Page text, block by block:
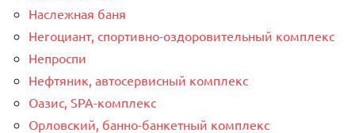
Наслежная баня
Негоциант, спортивно-оздоровительный комплекс
Непроспи
Нефтяник, автосервисный комплекс
Оазис, SPA-комплекс
Орловский, банно-банкетный комплекс